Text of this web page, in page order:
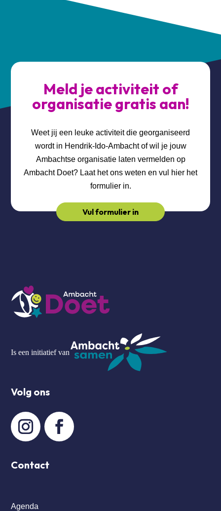
Meld je activiteit of
organisatie gratis aan!
Weet jij een leuke activiteit die georganiseerd
wordt in Hendrik-Ido-Ambacht of wil je jouw
Ambachtse organisatie laten vermelden op
Ambacht Doet? Laat het ons weten en vul hier het
formulier in.
Vul formulier in
Is een initiatief van
Volg ons
Contact
Agenda